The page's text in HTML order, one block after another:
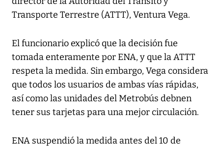
Transporte Terrestre (ATTT), Ventura Vega.
El funcionario explicó que la decisión fue
tomada enteramente por ENA, y que la ATTT
respeta la medida. Sin embargo, Vega considera
que todos los usuarios de ambas vías rápidas,
así como las unidades del Metrobús debnen
tener sus tarjetas para una mejor circulación.
ENA suspendió la medida antes del 10 de